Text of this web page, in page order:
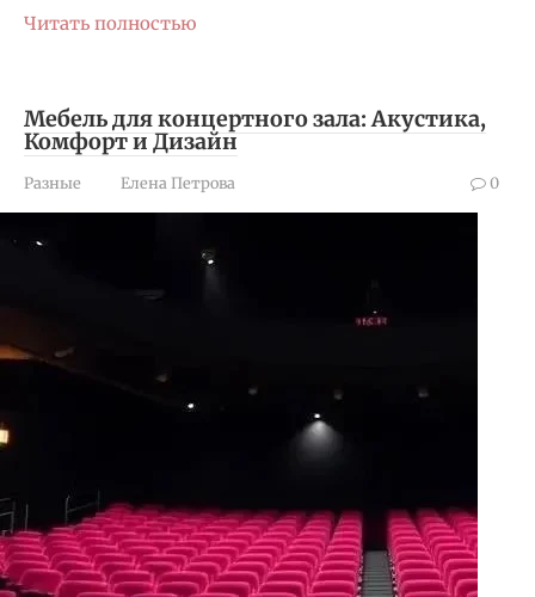
Читать полностью
Мебель для концертного зала: Акустика,
Комфорт и Дизайн
Разные Елена Петрова 0